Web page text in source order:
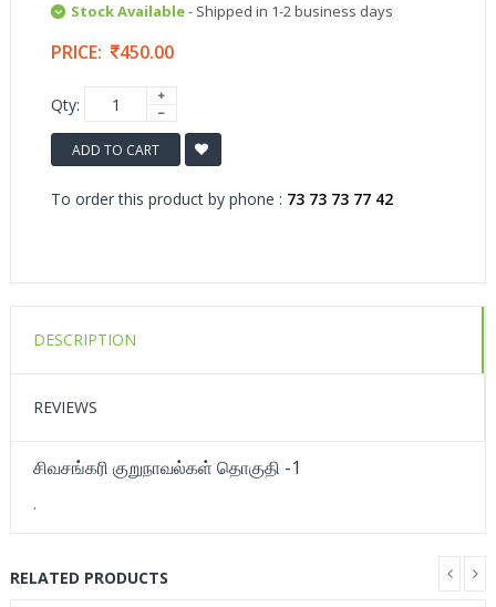
Stock Available- Shipped in 1-2 business days
PRICE: 450.00
Qty:
ADD TO CART
To order this product by phone : 73 73 73 77 42
DESCRIPTION
REVIEWS
சிவசங்கரி குறுநாவல்கள் தொகுதி -1
.
RELATED PRODUCTS